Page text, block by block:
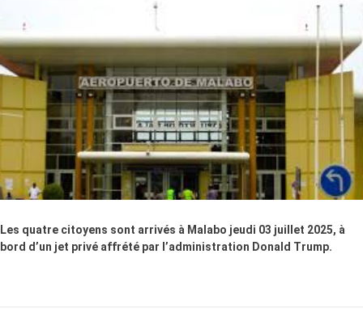
Les quatre citoyens sont arrivés à Malabo jeudi 03 juillet 2025, à
bord d’un jet privé affrété par l’administration Donald Trump.